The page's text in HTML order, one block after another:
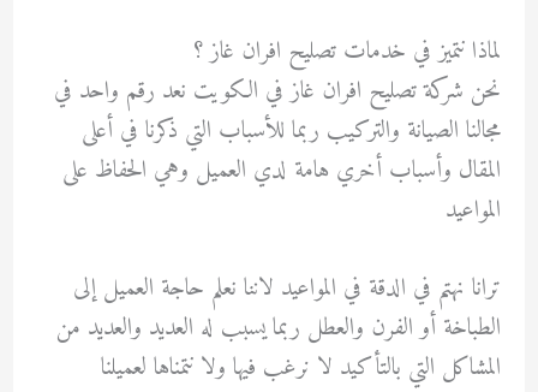
لماذا نتميز في خدمات تصليح افران غاز؟
نحن شركةتصليح افران غازفي الكويت نعد رقم واحد في
مجالنا الصيانة والتركيب ربما للأسباب التي ذكرنا في أعلى
المقال وأسباب أخري هامة لدي العميل وهي الحفاظ على
المواعيد
ترانا نهتم في الدقة في المواعيد لاننا نعلم حاجة العميل إلى
الطباخة أو الفرن والعطل ربما يسبب له العديد والعديد من
المشاكل التي بالتأكيد لا نرغب فيها ولا نتمناها لعميلنا